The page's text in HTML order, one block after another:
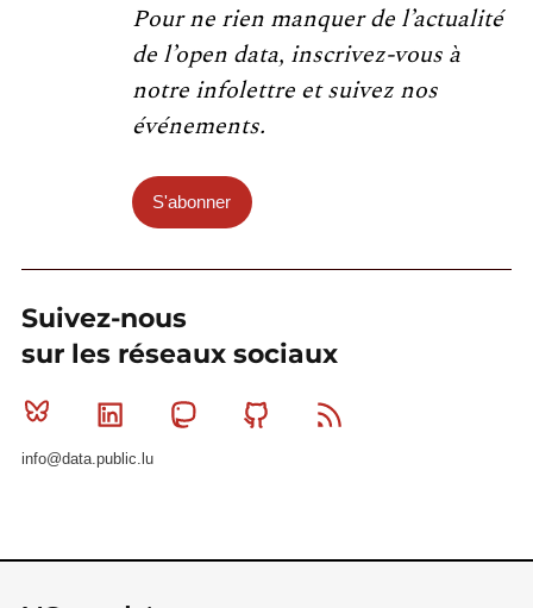
Pour ne rien manquer de l’actualité
de l’open data, inscrivez-vous à
notre infolettre et suivez nos
événements.
S'abonner
Suivez-nous
sur les réseaux sociaux
Bluesky Linkedin MastodonGithub
info@data.public.lu